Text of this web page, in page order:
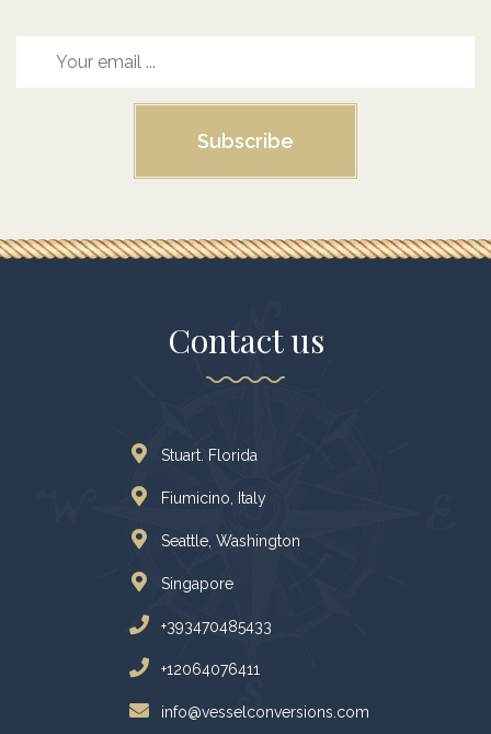
Subscribe
Contact us
Stuart. Florida
Fiumicino, Italy
Seattle, Washington
Singapore
+393470485433
+12064076411
info@vesselconversions.com